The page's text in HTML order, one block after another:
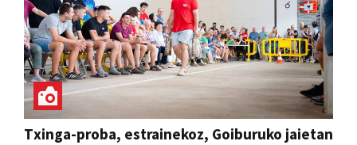
Txinga-proba, estrainekoz, Goiburuko jaietan